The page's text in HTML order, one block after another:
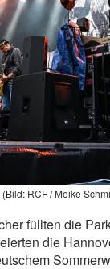
(Bild: RCF / Meike
füllten die
die